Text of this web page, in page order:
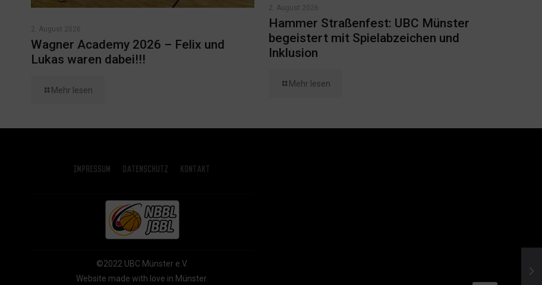
2. August 2026
Wagner Academy 2026 – Felix und
Lukas waren dabei!!!
Mehr lesen
2. August 2026
Hammer Straßenfest: UBC Münster
begeistert mit Spielabzeichen und
Inklusion
Mehr lesen
Impressum Datenschutz Kontakt
©2022 UBC Münster e.V.
Website made with love in Münster.